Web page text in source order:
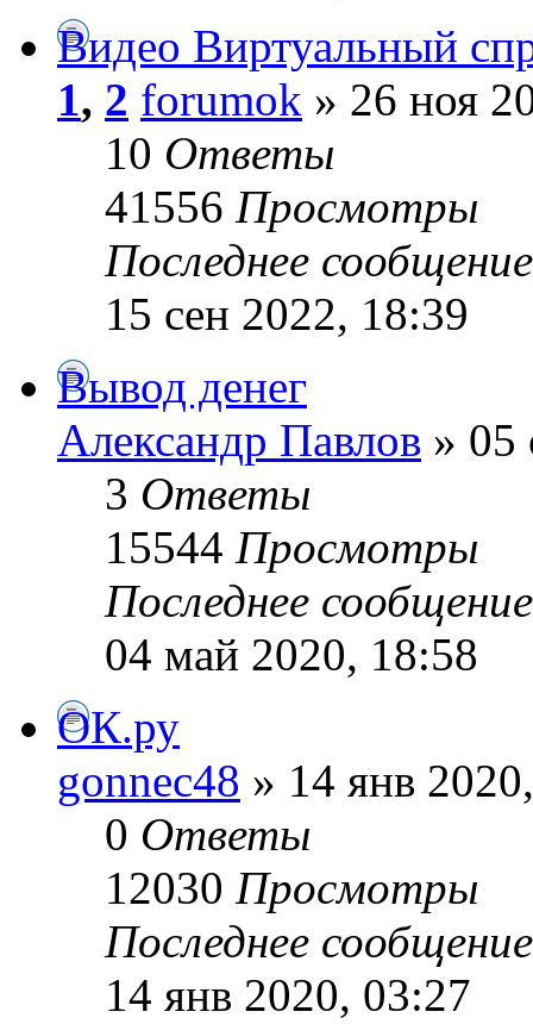
Видео Виртуальный
1, 2 forumok » 26 ноя
10 Ответы
41556 Просмотры
Последнее
15 сен 2022, 18:39
Вывод денег
Александр Павлов » 05
3 Ответы
15544 Просмотры
Последнее
04 май 2020, 18:58
ОК.ру
gonnec48 » 14 янв
0 Ответы
12030 Просмотры
Последнее
14 янв 2020, 03:27